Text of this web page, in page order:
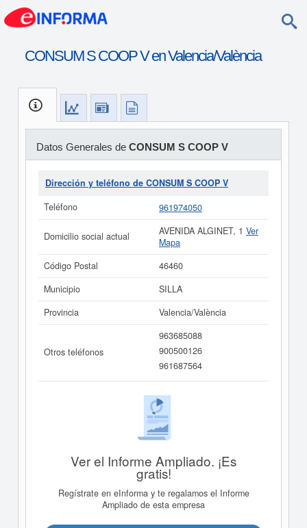
CONSUM S COOP V en Valencia/València
Datos Generales de CONSUM S COOP V
Dirección y teléfono de CONSUM S COOP V
Teléfono
961974050
Domicilio social actual AVENIDA ALGINET, 1 Ver
Mapa
Código Postal
46460
Municipio
SILLA
Provincia
Valencia/València
Otros teléfonos
963685088
900500126
961687564
Ver el Informe Ampliado. ¡Es
gratis!
Regístrate en eInforma y te regalamos el Informe
Ampliado de esta empresa